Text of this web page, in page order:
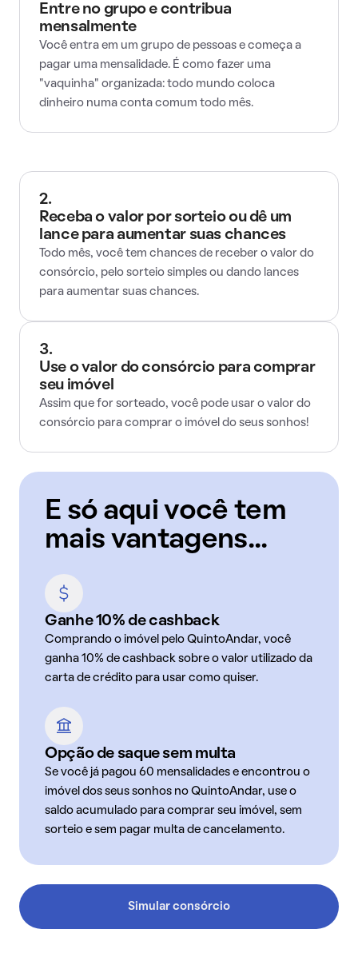
Entre no grupo e contribua
mensalmente
Você entra em um grupo de pessoas e começa a
pagar uma mensalidade. É como fazer uma
"vaquinha" organizada: todo mundo coloca
dinheiro numa conta comum todo mês.
2.
Receba o valor por sorteio ou dê um
lance para aumentar suas chances
Todo mês, você tem chances de receber o valor do
consórcio, pelo sorteio simples ou dando lances
para aumentar suas chances.
3.
Use o valor do consórcio para comprar
seu imóvel
Assim que for sorteado, você pode usar o valor do
consórcio para comprar o imóvel do seus sonhos!
E só aqui você tem
mais vantagens...
Ganhe 10% de cashback
Comprando o imóvel pelo QuintoAndar, você
ganha 10% de cashback sobre o valor utilizado da
carta de crédito para usar como quiser.
Opção de saque sem multa
Se você já pagou 60 mensalidades e encontrou o
imóvel dos seus sonhos no QuintoAndar, use o
saldo acumulado para comprar seu imóvel, sem
sorteio e sem pagar multa de cancelamento.
Simular consórcio